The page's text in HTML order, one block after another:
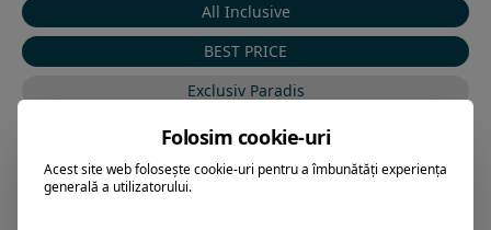
All Inclusive
BEST PRICE
Exclusiv Paradis
Stele 1-5
Stele 5-1
Folosim cookie-uri
Acest site web folosește cookie-uri pentru a îmbunătăți experiența
generală a utilizatorului.